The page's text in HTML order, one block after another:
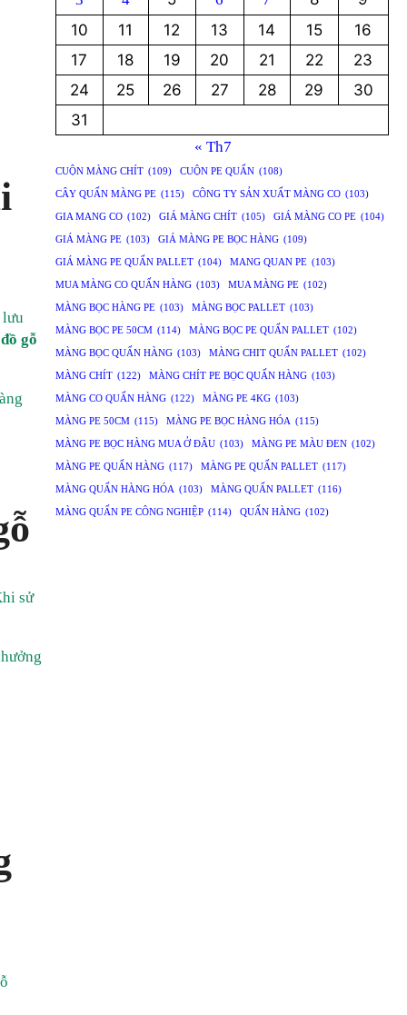
lưu
gỗ
sử
10
11 12 13 14 15
16
17
18 19 20 21 22
23
24
25 26 27 28 29
30
31
« Th7
CUỘN MÀNG CHÍT (109) CUỘN PE QUẤN (108)
CÂY QUẤN MÀNG PE (115) CÔNG TY SẢN XUẤT MÀNG CO (103)
GIA MANG CO (102) GIÁ MÀNG CHÍT (105) GIÁ MÀNG CO PE (104)
GIÁ MÀNG PE (103) GIÁ MÀNG PE BỌC HÀNG (109)
GIÁ MÀNG PE QUẤN PALLET (104) MANG QUAN PE (103)
MUA MÀNG CO QUẤN HÀNG (103) MUA MÀNG PE (102)
MÀNG BỌC HÀNG PE (103) MÀNG BỌC PALLET (103)
MÀNG BỌC PE 50CM (114) MÀNG BỌC PE QUẤN PALLET (102)
MÀNG BỌC QUẤN HÀNG (103) MÀNG CHIT QUẤN PALLET (102)
MÀNG CHÍT (122) MÀNG CHÍT PE BỌC QUẤN HÀNG (103)
MÀNG CO QUẤN HÀNG (122) MÀNG PE 4KG (103)
MÀNG PE 50CM (115) MÀNG PE BỌC HÀNG HÓA (115)
MÀNG PE BỌC HÀNG MUA Ở ĐÂU (103) MÀNG PE MÀU ĐEN (102)
MÀNG PE QUẤN HÀNG (117) MÀNG PE QUẤN PALLET (117)
MÀNG QUẤN HÀNG HÓA (103) MÀNG QUẤN PALLET (116)
MÀNG QUẤN PE CÔNG NGHIỆP (114) QUẤN HÀNG (102)